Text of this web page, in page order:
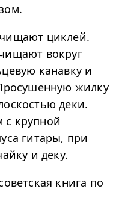
циклей.
вокруг
канавку и
жилку
деки.
крупной
гитары, при
и деку.
книга по